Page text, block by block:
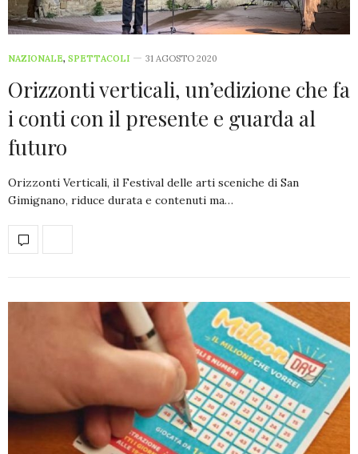
NAZIONALE, SPETTACOLI 31 AGOSTO 2020
Orizzonti verticali, un’edizione che fa
i conti con il presente e guarda al
futuro
Orizzonti Verticali, il Festival delle arti sceniche di San
Gimignano, riduce durata e contenuti ma…